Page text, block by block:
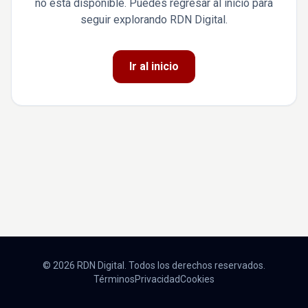
no está disponible. Puedes regresar al inicio para
seguir explorando RDN Digital.
Ir al inicio
© 2026 RDN Digital. Todos los derechos reservados.
TérminosPrivacidadCookies